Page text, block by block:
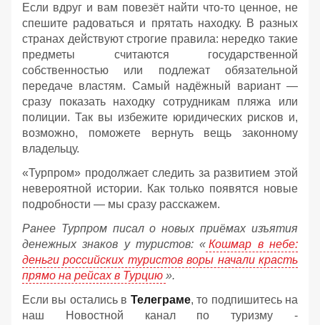
Если вдруг и вам повезёт найти что‑то ценное, не
спешите радоваться и прятать находку. В разных
странах действуют строгие правила: нередко такие
предметы считаются государственной
собственностью или подлежат обязательной
передаче властям. Самый надёжный вариант —
сразу показать находку сотрудникам пляжа или
полиции. Так вы избежите юридических рисков и,
возможно, поможете вернуть вещь законному
владельцу.
«Турпром» продолжает следить за развитием этой
невероятной истории. Как только появятся новые
подробности — мы сразу расскажем.
Ранее Турпром писал о новых приёмах изъятия
денежных знаков у туристов: « Кошмар в небе:
деньги российских туристов воры начали красть
прямо на рейсах в Турцию ».
Если вы остались в Телеграме, то подпишитесь на
наш Новостной канал по туризму -